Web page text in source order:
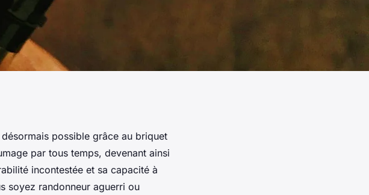
possible grâce au briquet
par tous temps, devenant ainsi
incontestée et sa capacité à
soyez randonneur aguerri ou